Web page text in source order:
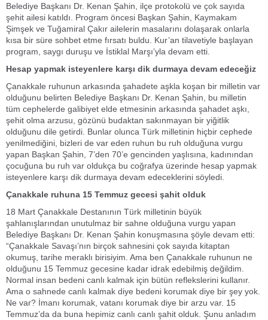
Belediye Başkanı Dr. Kenan Şahin, ilçe protokolü ve çok sayıda
şehit ailesi katıldı. Program öncesi Başkan Şahin, Kaymakam
Şimşek ve Tuğamiral Çakır ailelerin masalarını dolaşarak onlarla
kısa bir süre sohbet etme fırsatı buldu. Kur’an tilavetiyle başlayan
program, saygı duruşu ve İstiklal Marşı’yla devam etti.
Hesap yapmak isteyenlere karşı dik durmaya devam edeceğiz
Çanakkale ruhunun arkasında şahadete aşkla koşan bir milletin var
olduğunu belirten Belediye Başkanı Dr. Kenan Şahin, bu milletin
tüm cephelerde galibiyet elde etmesinin arkasında şahadet aşkı,
şehit olma arzusu, gözünü budaktan sakınmayan bir yiğitlik
olduğunu dile getirdi. Bunlar olunca Türk milletinin hiçbir cephede
yenilmediğini, bizleri de var eden ruhun bu ruh olduğuna vurgu
yapan Başkan Şahin, 7’den 70’e gencinden yaşlısına, kadınından
çocuğuna bu ruh var oldukça bu coğrafya üzerinde hesap yapmak
isteyenlere karşı dik durmaya devam edeceklerini söyledi.
Çanakkale ruhuna 15 Temmuz gecesi şahit olduk
18 Mart Çanakkale Destanının Türk milletinin büyük
şahlanışlarından unutulmaz bir sahne olduğuna vurgu yapan
Belediye Başkanı Dr. Kenan Şahin konuşmasına şöyle devam etti:
“Çanakkale Savaşı’nın birçok sahnesini çok sayıda kitaptan
okumuş, tarihe meraklı birisiyim. Ama ben Çanakkale ruhunun ne
olduğunu 15 Temmuz gecesine kadar idrak edebilmiş değildim.
Normal insan bedeni canlı kalmak için bütün reflekslerini kullanır.
Ama o sahnede canlı kalmak diye bedeni korumak diye bir şey yok.
Ne var? İmanı korumak, vatanı korumak diye bir arzu var. 15
Temmuz’da da buna hepimiz canlı canlı şahit olduk. Şunu anladım